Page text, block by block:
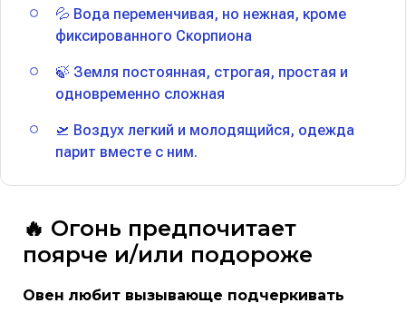
💦 Вода переменчивая, но нежная, кроме
фиксированного Скорпиона
🍃 Земля постоянная, строгая, простая и
одновременно сложная
🛫 Воздух легкий и молодящийся, одежда
парит вместе с ним.
🔥 Огонь предпочитает
поярче и/или подороже
Овен любит вызывающе подчеркивать